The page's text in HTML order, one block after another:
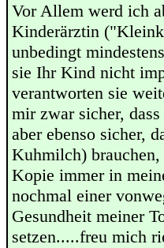
Vor Allem werd ich
Kinderärztin
unbedingt
sie Ihr Kind nicht
verantworten sie
mir zwar sicher,
aber ebenso sicher,
Kuhmilch)
Kopie immer in
nochmal einer
Gesundheit meiner
setzen.....freu mich